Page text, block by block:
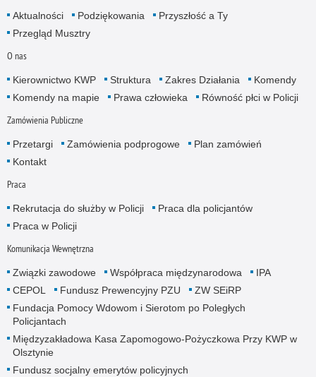
Aktualności Podziękowania
Przyszłość a Ty
Przegląd Musztry
O nas
Kierownictwo KWP Struktura Zakres Działania
Komendy
Komendy na mapie
Prawa człowieka Równość płci w Policji
Zamówienia Publiczne
Przetargi Zamówienia podprogowe
Plan zamówień
Kontakt
Praca
Rekrutacja do służby w Policji
Praca dla policjantów
Praca w Policji
Komunikacja Wewnętrzna
Związki zawodowe Współpraca międzynarodowa
IPA
CEPOL
Fundusz Prewencyjny PZU
ZW SEiRP
Fundacja Pomocy Wdowom i Sierotom po Poległych
Policjantach
Międzyzakładowa Kasa Zapomogowo-Pożyczkowa Przy KWP w
Olsztynie
Fundusz socjalny emerytów policyjnych